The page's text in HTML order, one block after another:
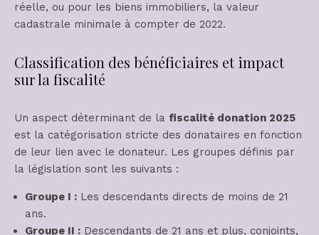
réelle, ou pour les biens immobiliers, la valeur
cadastrale minimale à compter de 2022.
Classification des bénéficiaires et impact
sur la fiscalité
Un aspect déterminant de la fiscalité donation 2025
est la catégorisation stricte des donataires en fonction
de leur lien avec le donateur. Les groupes définis par
la législation sont les suivants :
Groupe I : Les descendants directs de moins de 21
ans.
Groupe II : Descendants de 21 ans et plus, conjoints,